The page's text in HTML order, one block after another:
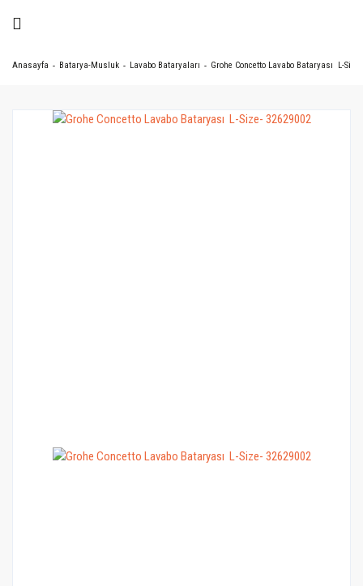
Anasayfa Batarya-Musluk Lavabo Bataryaları Grohe Concetto Lavabo Bataryası L-Size-